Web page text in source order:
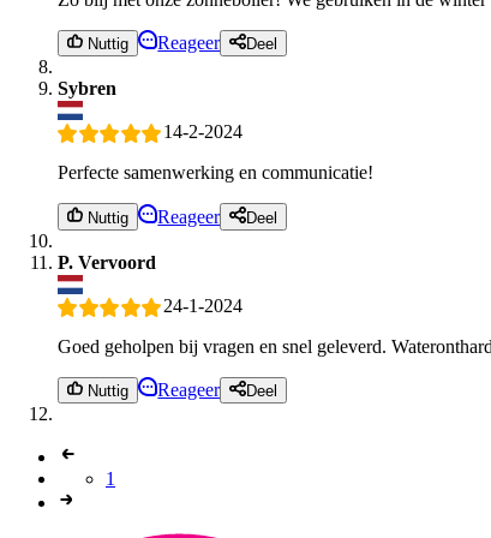
Nuttig Reageer Deel
Sybren
14-2-2024
Perfecte samenwerking en communicatie!
Nuttig Reageer Deel
P. Vervoord
24-1-2024
Goed geholpen bij vragen en snel geleverd.
Nuttig Reageer Deel
1